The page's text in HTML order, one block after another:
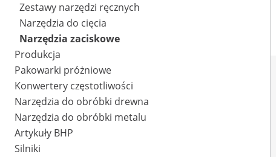
Zestawy narzędzi ręcznych
Narzędzia do cięcia
Narzędzia zaciskowe
Produkcja
Pakowarki próżniowe
Konwertery częstotliwości
Narzędzia do obróbki drewna
Narzędzia do obróbki metalu
Artykuły BHP
Silniki